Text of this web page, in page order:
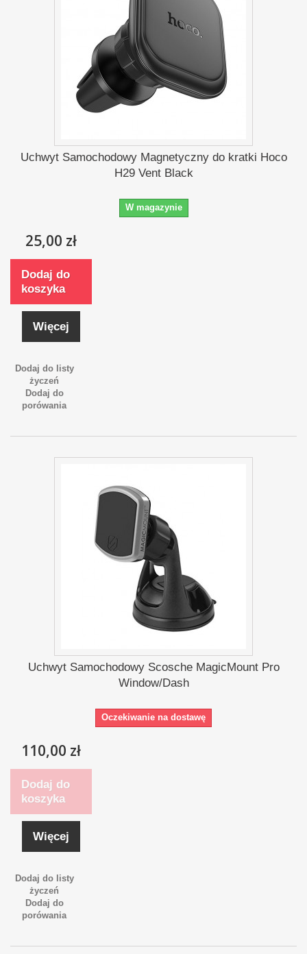
Uchwyt Samochodowy Magnetyczny do kratki Hoco
H29 Vent Black
W magazynie
25,00 zł
Dodaj do
koszyka
Więcej
Dodaj do listy
życzeń
Dodaj do
porówania
Uchwyt Samochodowy Scosche MagicMount Pro
Window/Dash
Oczekiwanie na dostawę
110,00 zł
Dodaj do
koszyka
Więcej
Dodaj do listy
życzeń
Dodaj do
porówania